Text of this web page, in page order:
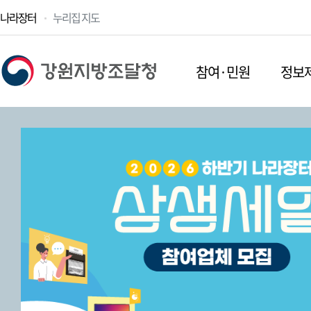
나라장터 누리집 지도
참여·민원 정보